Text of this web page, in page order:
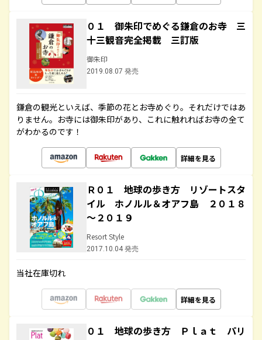
０１ 御朱印でめぐる鎌倉のお寺 三
十三観音完全掲載 三訂版
御朱印
2019.08.07 発売
鎌倉の観光といえば、季節の花とお寺めぐり。それだけではあ
りません。お寺には御朱印があり、これに触れればお寺の全て
がわかるのです！
詳細を見る
Ｒ０１ 地球の歩き方 リゾートスタ
イル ホノルル＆オアフ島 ２０１８
～２０１９
Resort Style
2017.10.04 発売
当社在庫切れ
詳細を見る
０１ 地球の歩き方 Ｐｌａｔ パリ